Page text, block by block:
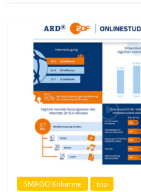
SMAGO Kolumne top